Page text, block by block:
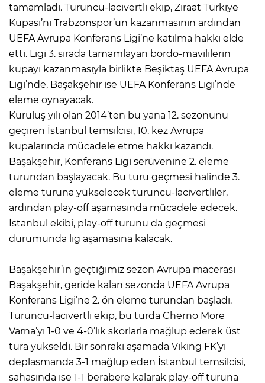
tamamladı. Turuncu-lacivertli ekip, Ziraat Türkiye
Kupası’nı Trabzonspor’un kazanmasının ardından
UEFA Avrupa Konferans Ligi’ne katılma hakkı elde
etti. Ligi 3. sırada tamamlayan bordo-mavililerin
kupayı kazanmasıyla birlikte Beşiktaş UEFA Avrupa
Ligi’nde, Başakşehir ise UEFA Konferans Ligi’nde
eleme oynayacak.
Kuruluş yılı olan 2014’ten bu yana 12. sezonunu
geçiren İstanbul temsilcisi, 10. kez Avrupa
kupalarında mücadele etme hakkı kazandı.
Başakşehir, Konferans Ligi serüvenine 2. eleme
turundan başlayacak. Bu turu geçmesi halinde 3.
eleme turuna yükselecek turuncu-lacivertliler,
ardından play-off aşamasında mücadele edecek.
İstanbul ekibi, play-off turunu da geçmesi
durumunda lig aşamasına kalacak.
Başakşehir’in geçtiğimiz sezon Avrupa macerası
Başakşehir, geride kalan sezonda UEFA Avrupa
Konferans Ligi’ne 2. ön eleme turundan başladı.
Turuncu-lacivertli ekip, bu turda Cherno More
Varna’yı 1-0 ve 4-0’lık skorlarla mağlup ederek üst
tura yükseldi. Bir sonraki aşamada Viking FK’yi
deplasmanda 3-1 mağlup eden İstanbul temsilcisi,
sahasında ise 1-1 berabere kalarak play-off turuna